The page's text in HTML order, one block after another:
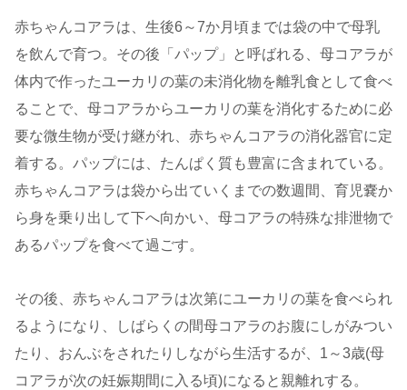
赤ちゃんコアラは、生後6～7か月頃までは袋の中で母乳
を飲んで育つ。その後「パップ」と呼ばれる、母コアラが
体内で作ったユーカリの葉の未消化物を離乳食として食べ
ることで、母コアラからユーカリの葉を消化するために必
要な微生物が受け継がれ、赤ちゃんコアラの消化器官に定
着する。パップには、たんぱく質も豊富に含まれている。
赤ちゃんコアラは袋から出ていくまでの数週間、育児嚢か
ら身を乗り出して下へ向かい、母コアラの特殊な排泄物で
あるパップを食べて過ごす。
その後、赤ちゃんコアラは次第にユーカリの葉を食べられ
るようになり、しばらくの間母コアラのお腹にしがみつい
たり、おんぶをされたりしながら生活するが、1～3歳(母
コアラが次の妊娠期間に入る頃)になると親離れする。